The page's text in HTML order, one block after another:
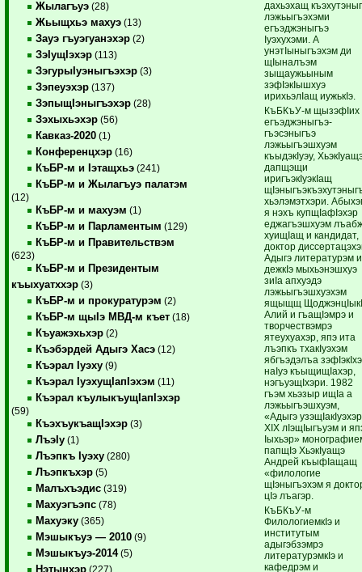
Жылагъуэ (28)
Жьыщхьэ махуэ (13)
Зауэ гъуэгуанэхэр (2)
ЗэIущIэхэр (113)
ЗэгурыIуэныгъэхэр (3)
Зэпеуэхэр (137)
ЗэпыщIэныгъэхэр (28)
Зэхыхьэхэр (56)
Кавказ-2020 (1)
Конференцхэр (16)
КъБР-м и Iэтащхьэ (241)
КъБР-м и Жылагъуэ палатэм
(12)
КъБР-м и махуэм (1)
КъБР-м и Парламентым (129)
КъБР-м и Правительствэм
(623)
КъБР-м и Президентым
къыхуатххэр (3)
КъБР-м и прокуратурэм (2)
КъБР-м щыIэ МВД-м къет (18)
Къуажэхьхэр (2)
Къэбэрдей Адыгэ Хасэ (12)
Къэрал Iуэху (9)
Къэрал IуэхущIапIэхэм (11)
Къэрал къулыкъущIапIэхэр
(59)
КъэхъукъащIэхэр (3)
ЛъэIу (1)
Лъэпкъ Iуэху (280)
Лъэпкъхэр (5)
Малъхъэдис (319)
Махуэгъэпс (78)
Махуэку (365)
Мэшыкъуэ — 2010 (9)
Мэшыкъуэ-2014(5)
Нэтынхэр (227)
дахьэхащ
лэжьыгъэхэми
егъэджэныгъэ
Iуэхухэми. А
унэтIыныгъэхэм ди
щIыналъэм
зыщаужьыным
зэфIэкIышхуэ
ирихьэлIащ иужькIэ.
КъБКъУ-м щызэфIих
егъэджэныгъэ-
гъэсэныгъэ
лэжьыгъэшхуэм
къыдэкIуэу,
дапщэщи
иригъэкIуэкIащ
хьэлэмэтхэри.
я нэхъ купщIафIэхэр
еджагъэшхуэм
хуищIащ и кандидат,
доктор
Адыгэ литературэм и
дежкIэ мыхьэнэшхуэ
зиIа апхуэдэ
лэжьыгъэшхуэхэм
ящыщщ
Алий и гъащIэмрэ и
творчествэмрэ
ятеухуахэр, япэ ита
лъэпкъ тхакIуэхэм
ябгъэдэлъа
наIуэ къыщищIахэр,
нэгъуэщIхэри. 1982
гъэм хьэзыр ищIа а
лэжьыгъэшхуэм,
«Адыгэ
ХIХ лIэщIыгъуэм и
Iыхьэр»
папщIэ ХьэкIуащэ
Андрей къыфIащащ
«филологие
щIэныгъэхэм я
цIэ лъагэр.
КъБКъУ-м
ФилологиемкIэ и
институтым
адыгэбзэмрэ
литературэмкIэ и
кафедрэм и